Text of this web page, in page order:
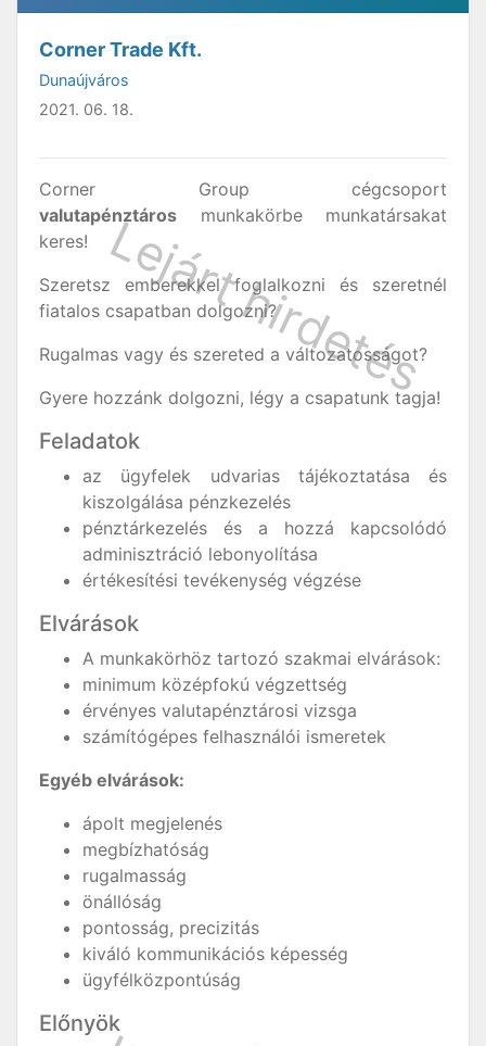
Corner Trade Kft.
Dunaújváros
2021. 06. 18.
Corner Group cégcsoport
valutapénztáros munkakörbe munkatársakat
keres!
Szeretsz emberekkel foglalkozni és szeretnél
fiatalos csapatban dolgozni?
Rugalmas vagy és szereted a változatosságot?
Gyere hozzánk dolgozni, légy a csapatunk tagja!
Feladatok
az ügyfelek udvarias tájékoztatása és
kiszolgálása pénzkezelés
pénztárkezelés és a hozzá kapcsolódó
adminisztráció lebonyolítása
értékesítési tevékenység végzése
Elvárások
A munkakörhöz tartozó szakmai elvárások:
minimum középfokú végzettség
érvényes valutapénztárosi vizsga
számítógépes felhasználói ismeretek
Egyéb elvárások:
ápolt megjelenés
megbízhatóság
rugalmasság
önállóság
pontosság, precizitás
kiváló kommunikációs képesség
ügyfélközpontúság
Előnyök